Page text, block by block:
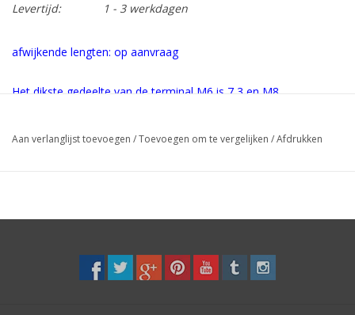
Levertijd:
1 - 3 werkdagen
afwijkende lengten: op aanvraag
Het dikste gedeelte van de terminal M6 is 7,3 en M8
Voor het opmeten van de lengtekunt u de exacte lengte aanhouden. De
spanner leveren we half open, zodat deze een stuk langer en korter gemaakt
Aan verlanglijst toevoegen /Toevoegen om te vergelijken /Afdrukken